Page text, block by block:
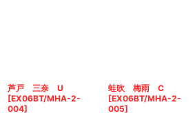
芦戸 三奈 U
[EX06BT/MHA-2-
004]
蛙吹 梅雨 C
[EX06BT/MHA-2-
005]